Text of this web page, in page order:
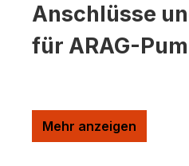
Anschlüsse
für ARAG-